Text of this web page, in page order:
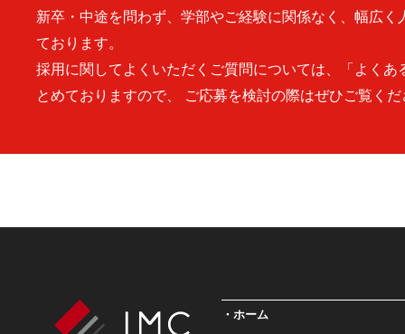
新卒・中途を問わず、学部やご経験に関係なく、幅広く
ております。
採用に関してよくいただくご質問については、「よくあ
とめておりますので、 ご応募を検討の際はぜひご覧く
ホーム